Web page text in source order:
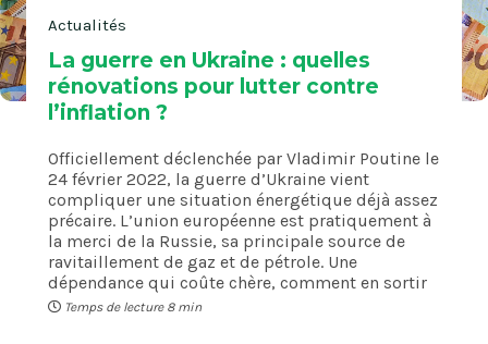
Actualités
La guerre en Ukraine : quelles
rénovations pour lutter contre
l’inflation ?
Officiellement déclenchée par Vladimir Poutine le
24 février 2022, la guerre d’Ukraine vient
compliquer une situation énergétique déjà assez
précaire. L’union européenne est pratiquement à
la merci de la Russie, sa principale source de
ravitaillement de gaz et de pétrole. Une
dépendance qui coûte chère, comment en sortir
Temps de lecture 8 min